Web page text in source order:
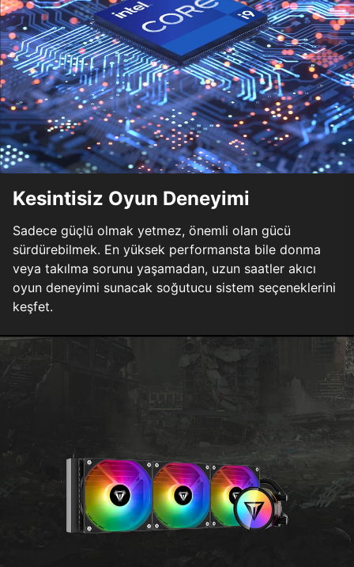
Kesintisiz Oyun Deneyimi
Sadece güçlü olmak yetmez, önemli olan gücü
sürdürebilmek. En yüksek performansta bile donma
veya takılma sorunu yaşamadan, uzun saatler akıcı
oyun deneyimi sunacak soğutucu sistem seçeneklerini
keşfet.